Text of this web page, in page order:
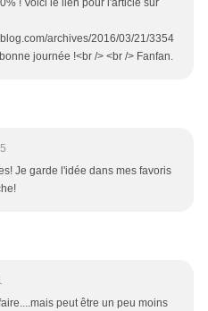
! Voici le lien pour l'article sur
archives/2016/03/21/3354
journée !<br /> <br /> Fanfan.
Je garde l'idée dans mes favoris
peut être un peu moins